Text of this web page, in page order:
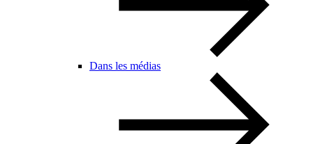
Dans les médias